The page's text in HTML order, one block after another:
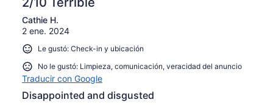
Cathie H.
2 ene. 2024
Le gustó: Check-in y ubicación
No le gustó: Limpieza, comunicación, veracidad del anuncio
Traducir con Google
Disappointed and disgusted